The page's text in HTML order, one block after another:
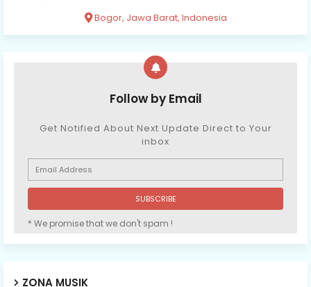
Bogor, Jawa Barat, Indonesia
Follow by Email
Get Notified About Next Update Direct to Your
inbox
* We promise that we don't spam !
ZONA MUSIK